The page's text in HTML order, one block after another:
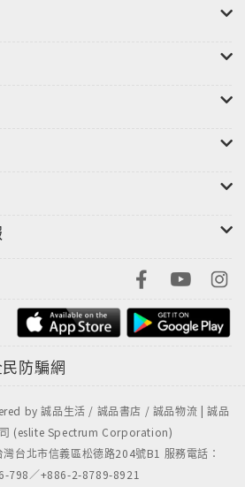
關懷、農經、產業、教育等各層
防騙網
by 誠品生活 / 誠品書店 / 誠品物流 | 誠品
(eslite Spectrum Corporation)
台北市信義區松德路204號B1 服務電話：
798／+886-2-8789-8921